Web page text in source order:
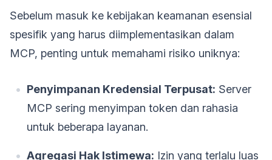
Sebelum masuk ke kebijakan keamanan esensial
spesifik yang harus diimplementasikan dalam
MCP, penting untuk memahami risiko uniknya:
Penyimpanan Kredensial Terpusat: Server
MCP sering menyimpan token dan rahasia
untuk beberapa layanan.
Agregasi Hak Istimewa: Izin yang terlalu luas